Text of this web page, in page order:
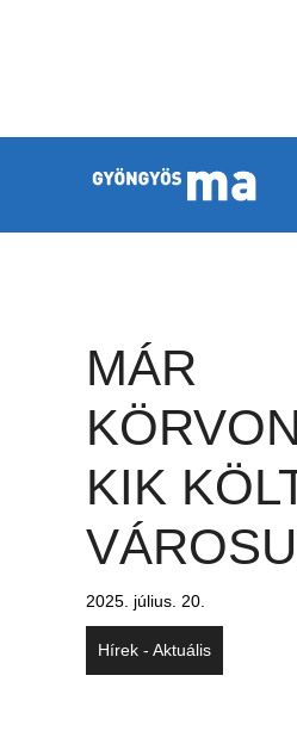
MÁR
KIK
2025. július. 20.
Hírek - Aktuális